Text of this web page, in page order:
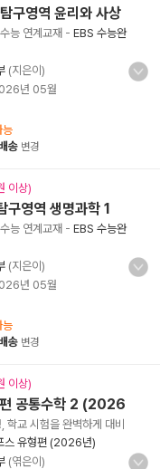
구영역 윤리와 사상
능 연계교재 - EBS 수능완
(지은이)
년 05월
능
송 변경
이상)
구영역 생명과학 1
능 연계교재 - EBS 수능완
(지은이)
년 05월
능
송 변경
이상)
공통수학 2 (2026
교 시험을 완벽하게 대비
스 유형편 (2026년)
(엮은이)